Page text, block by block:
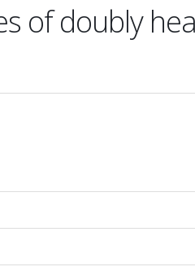
of doubly